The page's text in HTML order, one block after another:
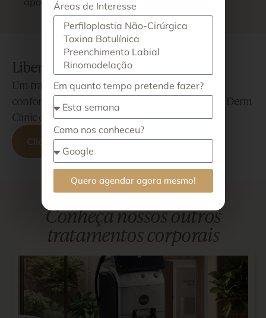
Liberte-se da flacidez e da celulite
Um tratamento que combina ciência de ponta,
conforto absoluto e a exclusividade que só a For Derm
Clinic oferece.
Clique aqui para agendar seu horário!
Conheça nossos outros
tratamentos corporais
Áreas de Interesse
Em quanto tempo pretende fazer?
Como nos conheceu?
Quero agendar agora mesmo!